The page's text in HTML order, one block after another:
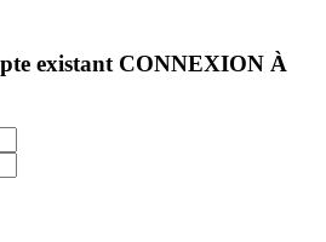
existant CONNEXION À